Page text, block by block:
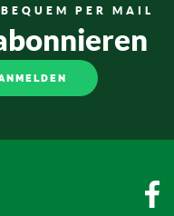
PER MAIL